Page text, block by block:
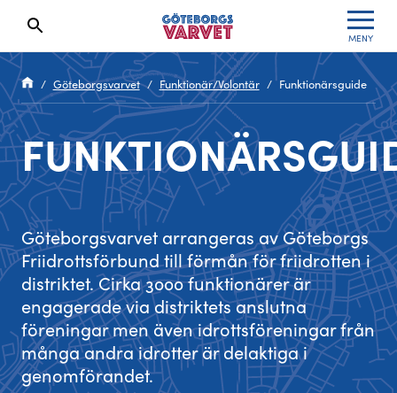
MENY
Sökresultaten dyker upp här
Göteborgsvarvet Funktionär/Volontär Funktionärsguide
Göteborgsvarvet arrangeras av Göteborgs
Friidrottsförbund till förmån för friidrotten i
distriktet. Cirka 3000 funktionärer är
engagerade via distriktets anslutna
föreningar men även idrottsföreningar från
många andra idrotter är delaktiga i
genomförandet.
Kölista
Deltagarinformation
Seedningsregler
Bana
Göteborgsvarvet Expo
Löparinspiration och träning
Spring för välgörenhet
Göteborgsvarvet familjeområde
Specialvarvet
Stafettvarvet
Cityvarvet
Minivarvet
Lilla Varvet
Varvetmilen
Huvudpartners
Evenemangs- & mediepartners
Leverantörer
Partners Varvetveckan
Partnerportal
Resultat 2026
Resultatarkiv
Anmälan